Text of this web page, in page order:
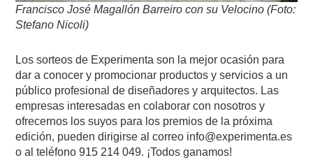
Francisco José Magallón Barreiro con su Velocino (Foto:
Stefano Nicoli)
Los sorteos de Experimenta son la mejor ocasión para
dar a conocer y promocionar productos y servicios a un
público profesional de diseñadores y arquitectos. Las
empresas interesadas en colaborar con nosotros y
ofrecernos los suyos para los premios de la próxima
edición, pueden dirigirse al correo info@experimenta.es
o al teléfono 915 214 049. ¡Todos ganamos!